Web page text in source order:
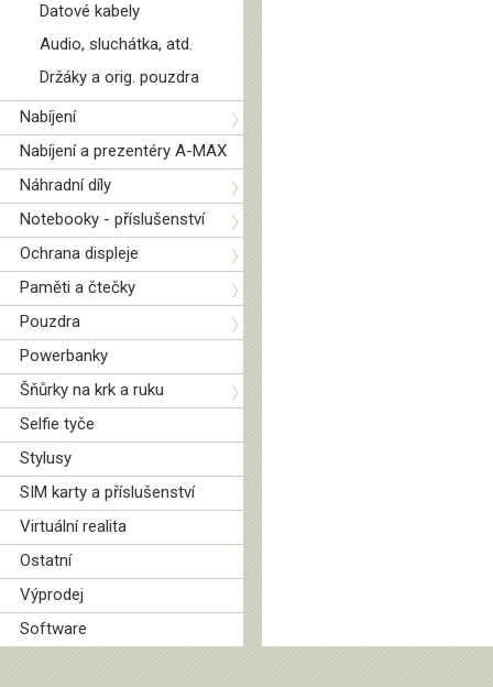
Datové kabely
Audio, sluchátka, atd.
Držáky a orig. pouzdra
Nabíjení
Nabíjení a prezentéry A-MAX
Náhradní díly
Notebooky - příslušenství
Ochrana displeje
Paměti a čtečky
Pouzdra
Powerbanky
Šňůrky na krk a ruku
Selfie tyče
Stylusy
SIM karty a příslušenství
Virtuální realita
Ostatní
Výprodej
Software